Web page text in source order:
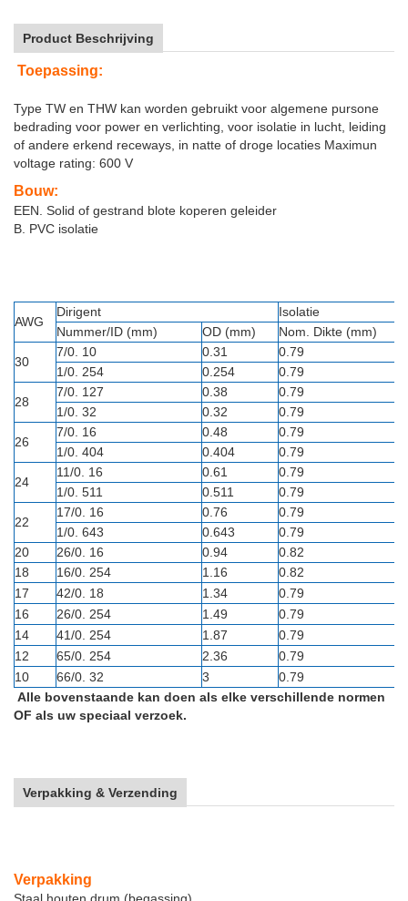
Product Beschrijving
Toepassing:
Type TW en THW kan worden gebruikt voor algemene pursone
bedrading voor power en verlichting, voor isolatie in lucht, leiding
of andere erkend receways, in natte of droge locaties Maximun
voltage rating: 600 V
Bouw:
EEN. Solid of gestrand blote koperen geleider
B. PVC isolatie
AWG
Dirigent
Isolatie
Nummer/ID (mm)
OD (mm) Nom. Dikte (mm)
30
7/0. 10 0.31
0.79
1/0. 254
0.254 0.79
28
7/0. 127 0.38
0.79
1/0. 32
0.32 0.79
26
7/0. 16 0.48
0.79
1/0. 404
0.404 0.79
24
11/0. 16 0.61
0.79
1/0. 511
0.511 0.79
22
17/0. 16 0.76
0.79
1/0. 643
0.643
0.79
20
26/0. 16 0.94
0.82
18
16/0. 254 1.16
0.82
17
42/0. 18 1.34
0.79
16
26/0. 254 1.49
0.79
14
41/0. 254 1.87
0.79
12
65/0. 254 2.36
0.79
10
66/0. 32 3
0.79
Alle bovenstaande kan doen als elke verschillende normen
OF als uw speciaal verzoek.
Verpakking & Verzending
Verpakking